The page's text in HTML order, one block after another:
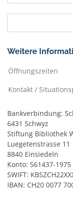
Weitere
Öffnungszeiten
Kontakt /
Bankverbindung:
6431 Schwyz
Stiftung Bibliothek
Luegetenstrasse 11
8840 Einsiedeln
Konto: 561437-1975
SWIFT:
IBAN: CH20 0077